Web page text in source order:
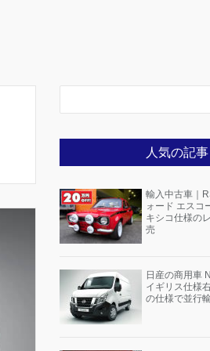
人気の記事
輸入中古車｜
ォード エスコ
キシコ仕様の
売
日産の商用車
イギリス仕様
の仕様で並行